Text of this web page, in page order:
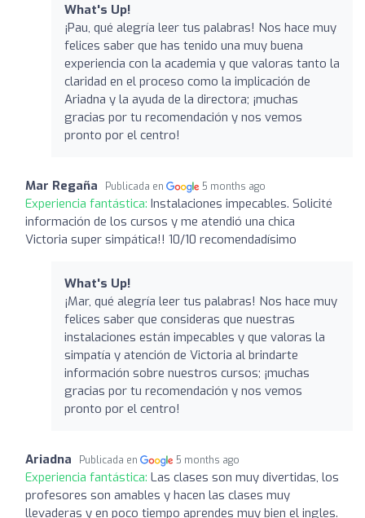
What's Up!
¡Pau, qué alegría leer tus palabras! Nos hace muy
felices saber que has tenido una muy buena
experiencia con la academia y que valoras tanto la
claridad en el proceso como la implicación de
Ariadna y la ayuda de la directora; ¡muchas
gracias por tu recomendación y nos vemos
pronto por el centro!
Mar Regaña Publicada en 5 months ago
Experiencia fantástica: Instalaciones impecables. Solicité
información de los cursos y me atendió una chica
Victoria super simpática!! 10/10 recomendadísimo
What's Up!
¡Mar, qué alegría leer tus palabras! Nos hace muy
felices saber que consideras que nuestras
instalaciones están impecables y que valoras la
simpatía y atención de Victoria al brindarte
información sobre nuestros cursos; ¡muchas
gracias por tu recomendación y nos vemos
pronto por el centro!
Ariadna Publicada en 5 months ago
Experiencia fantástica: Las clases son muy divertidas, los
profesores son amables y hacen las clases muy
llevaderas y en poco tiempo aprendes muy bien el ingles.